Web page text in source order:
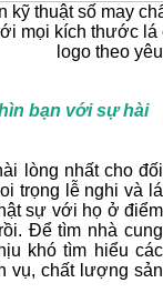
kỹ thuật số may
mọi kích thước
logo theo
bạn với sự hài
lòng nhất cho đối
trọng lễ nghi và lá
sự với họ ở điểm
Để tìm nhà cung
khó tìm hiểu các
vụ, chất lượng sản